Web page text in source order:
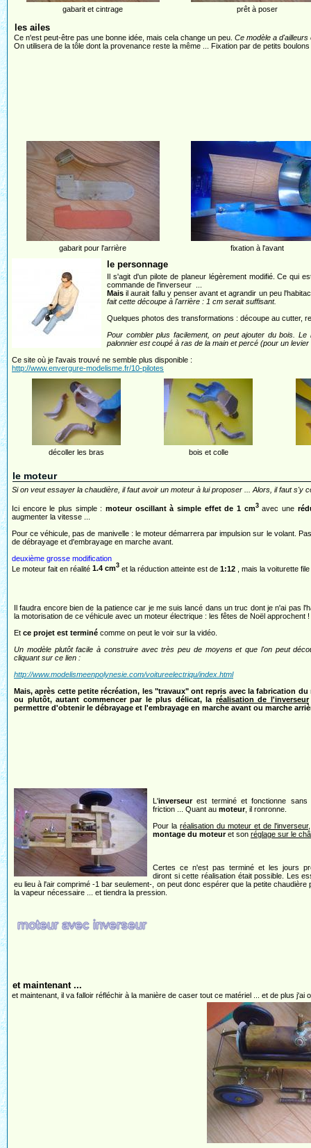
gabarit et cintrage prêt à poser
les ailes
Ce n'est peut-être pas une bonne idée, mais cela change un peu. Ce modèle a d'ailleurs
On utilisera de la tôle dont la provenance reste la même ... Fixation par de petits
gabarit pour l'arrière fixation à l'avant
le personnage
Il s'agit d'un pilote de planeur légèrement modifié. Ce qui
commande de l'inverseur ...
Mais il aurait fallu y penser avant et agrandir un peu
fait cette découpe à l'arrière : 1 cm serait suffisant.
Quelques photos des transformations : découpe au cutter,
Pour combler plus facilement, on peut ajouter du bois.
palonnier est coupé à ras de la main et percé (pour un
Ce site où je l'avais trouvé ne semble plus disponible :
http://www.envergure-modelisme.fr/10-pilotes
décoller les bras bois et colle
le moteur
Si on veut essayer la chaudière, il faut avoir un moteur à lui proposer ... Alors, il faut s'y
Ici encore le plus simple : moteur oscillant à simple effet de 1 cm3avec une
augmenter la vitesse ...
Pour ce véhicule, pas de manivelle : le moteur démarrera par impulsion sur le volant.
de débrayage et d'embrayage en marche avant.
deuxième grosse modification
Le moteur fait en réalité 1.4 cm3 et la réduction atteinte est de 1:12 , mais la voiturette
Il faudra encore bien de la patience car je me suis lancé dans un truc dont je n'ai pas
la motorisation de ce véhicule avec un moteur électrique : les fêtes de Noël approchent !
Et ce projet est terminé comme on peut le voir sur la vidéo.
Un modèle plutôt facile à construire avec très peu de moyens et que l'on peut
cliquant sur ce lien :
http://www.modelismeenpolynesie.com/voitureelectriqu/index.html
Mais, après cette petite récréation, les "travaux" ont repris avec la fabrication du
ou plutôt, autant commencer par le plus délicat, la réalisation de l'inverseur
permettre d'obtenir le débrayage et l'embrayage en marche avant ou marche
L'inverseurest terminé et fonctionne sans
friction ... Quant au moteur, il ronronne.
Pour la réalisation du moteur et de l'inverseur
montage du moteuret son réglage sur le
Certes ce n'est pas terminé et les jours
diront si cette réalisation était possible. Les
eu lieu à l'air comprimé -1 bar seulement-, on peut donc espérer que la petite chaudière
la vapeur nécessaire ... et tiendra la pression.
et maintenant ...
et maintenant, il va falloir réfléchir à la manière de caser tout ce matériel ... et de plus j'ai